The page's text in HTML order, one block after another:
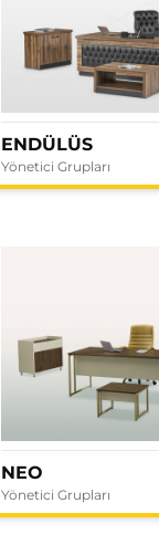
ENDÜLÜS
Yönetici Grupları
NEO
Yönetici Grupları